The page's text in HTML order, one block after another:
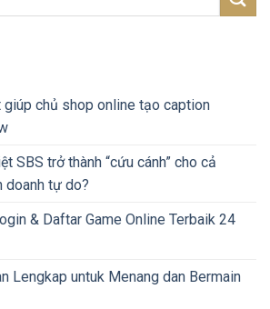
chủ shop online tạo caption
SBS trở thành “cứu cánh” cho cả
doanh tự do?
& Daftar Game Online Terbaik 24
Lengkap untuk Menang dan Bermain